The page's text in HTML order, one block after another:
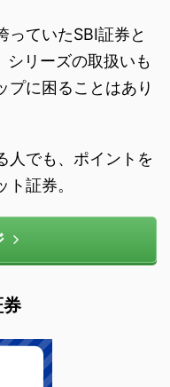
っていたSBI証券と
シリーズの取扱いも
プに困ることはあり
人でも、ポイントを
証券。
券